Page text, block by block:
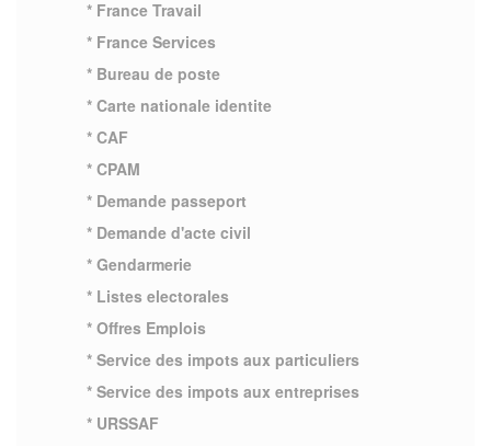
* France Travail
* France Services
* Bureau de poste
* Carte nationale identite
* CAF
* CPAM
* Demande passeport
* Demande d'acte civil
* Gendarmerie
* Listes electorales
* Offres Emplois
* Service des impots aux particuliers
* Service des impots aux entreprises
* URSSAF